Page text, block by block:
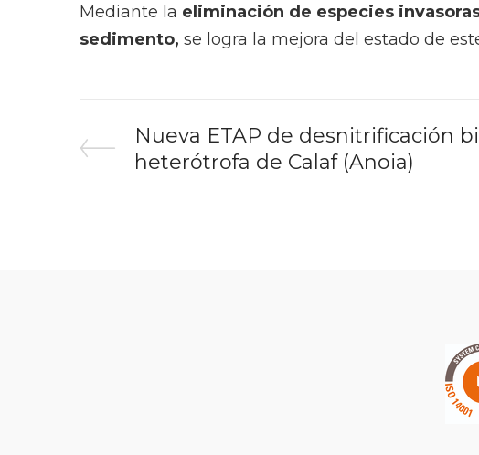
Mediante la eliminación de especies
sedimento, se logra la mejora del estado de
Nueva ETAP de desnitrificación
heterótrofa de Calaf (Anoia)